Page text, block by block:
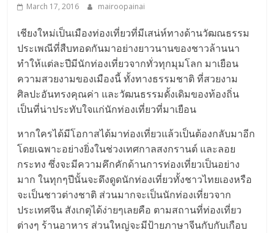
March 17, 2016 mairoopainai
เชียงใหม่เป็นเมืองท่องเที่ยวที่มีเสน่ห์ทางด้านวัฒณธรรม
ประเพณีที่สืบทอดกันมาอย่างยาวนานของชาวล้านนา
ทำให้แต่ละปีมีนักท่องเที่ยวจากทั่วทุกมุมโลก มาเยือน
ความสวยงามของเมืองนี้ ทั้งทางธรรมชาติ ที่สวยงาม
ศิลปะอันทรงคุณค่า และวัฒนธรรมดั้งเดิมของท้องถิ่น
เป็นที่น่าประทับใจแก่นักท่องเที่ยวที่มาเยือน
หากใครได้มีโอกาสได้มาท่องเที่ยวแล้วเป็นต้องกลับมาอีก
โดยเฉพาะอย่างยิ่งในช่วงเทศกาลสงกรานต์ และลอย
กระทง ซึ่งจะมีความคึกคักด้านการท่องเที่ยวเป็นอย่าง
มาก ในทุกๆปีนั้นจะดึงดูดนักท่องเที่ยวทั้งชาวไทยเองหรือ
จะเป็นชาวต่างชาติ ส่วนมากจะเป็นนักท่องเที่ยวจาก
ประเทศจีน สังเกตุได้ง่ายๆเลยคือ ตามสถานที่ท่องเที่ยว
ต่างๆ ร้านอาหาร ส่วนใหญ่จะมีป้ายภาษาจีนกับกับเกือบ